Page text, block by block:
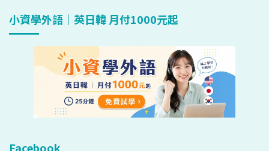
小資學外語｜英日韓 月付1000元起
Facebook